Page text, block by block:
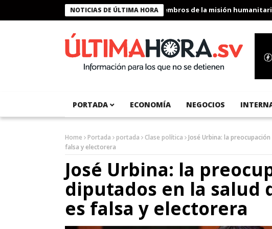
NOTICIAS DE ÚLTIMA HORA
Presidente Bukele condecora a miembros de la misión humanitaria
PORTADA ECONOMÍA NEGOCIOS
Home Portada portada Clase política
José Urbina: la
falsa y electorera
José Urbina: la
diputados en la salud
es falsa y electorera